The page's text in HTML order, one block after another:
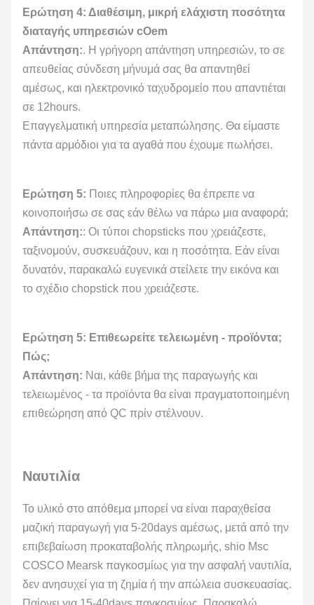
Ερώτηση 4: Διαθέσιμη, μικρή ελάχιστη ποσότητα
διαταγής υπηρεσιών cOem
Απάντηση:. Η γρήγορη απάντηση υπηρεσιών, το σε
απευθείας σύνδεση μήνυμά σας θα απαντηθεί
αμέσως, και ηλεκτρονικό ταχυδρομείο που απαντιέται
σε 12hours.
Επαγγελματική υπηρεσία μεταπώλησης. Θα είμαστε
πάντα αρμόδιοι για τα αγαθά που έχουμε πωλήσει.
Ερώτηση 5: Ποιες πληροφορίες θα έπρεπε να
κοινοποιήσω σε σας εάν θέλω να πάρω μια αναφορά;
Απάντηση:: Οι τύποι chopsticks που χρειάζεστε,
ταξινομούν, συσκευάζουν, και η ποσότητα. Εάν είναι
δυνατόν, παρακαλώ ευγενικά στείλετε την εικόνα και
το σχέδιο chopstick που χρειάζεστε.
Ερώτηση 5: Επιθεωρείτε τελειωμένη - προϊόντα;
Πώς;
Απάντηση: Ναι, κάθε βήμα της παραγωγής και
τελειωμένος - τα προϊόντα θα είναι πραγματοποιημένη
επιθεώρηση από QC πρίν στέλνουν.
Ναυτιλία
Το υλικό στο απόθεμα μπορεί να είναι παραχθείσα
μαζική παραγωγή για 5-20days αμέσως, μετά από την
επιβεβαίωση προκαταβολής πληρωμής, shio Msc
COSCO Mearsk παγκοσμίως για την ασφαλή ναυτιλία,
δεν ανησυχεί για τη ζημία ή την απώλεια συσκευασίας.